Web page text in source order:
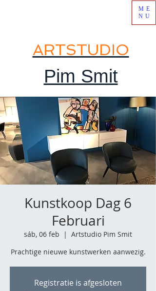
ARTSTUDIO
Pim Smit
ME
NU
Kunstkoop Dag 6
Februari
sáb, 06 feb
  |
Artstudio Pim Smit
Prachtige nieuwe kunstwerken aanwezig.
Registratie is afgesloten